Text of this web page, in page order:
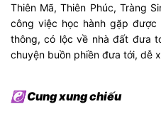
Thiên Mã, Thiên Phúc, Tràng
công việc học hành gặp
thông, có lộc về nhà đất đưa
chuyện buồn phiền đưa tới, dễ
☯ Cung xung chiếu